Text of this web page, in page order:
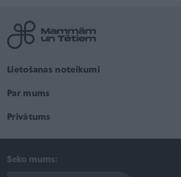
Lietošanas noteikumi
Par mums
Privātums
Seko mums: